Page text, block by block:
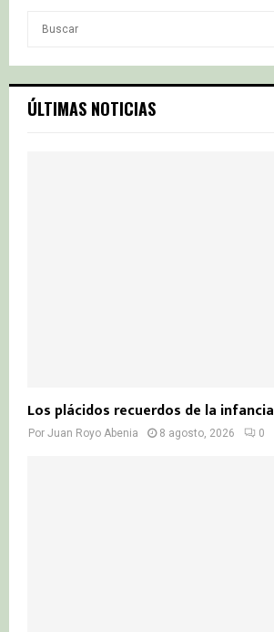
c
h
ÚLTIMAS NOTICIAS
Los plácidos recuerdos de la infancia
Por Juan Royo Abenia 8 agosto, 2026 0